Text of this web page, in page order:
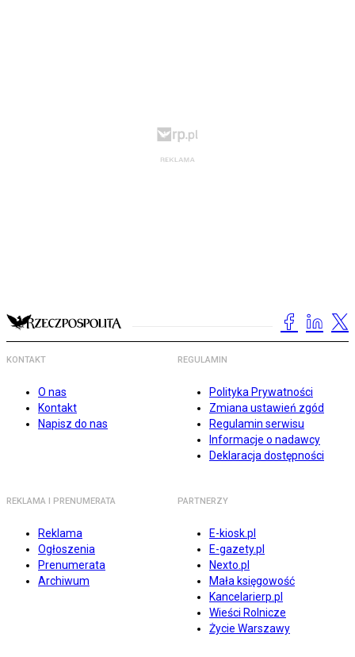
KONTAKT
O nas
Kontakt
Napisz do nas
REGULAMIN
Polityka Prywatności
Zmiana ustawień zgód
Regulamin serwisu
Informacje o nadawcy
Deklaracja dostępności
REKLAMA I PRENUMERATA
Reklama
Ogłoszenia
Prenumerata
Archiwum
PARTNERZY
E-kiosk.pl
E-gazety.pl
Nexto.pl
Mała księgowość
Kancelarierp.pl
Wieści Rolnicze
Życie Warszawy